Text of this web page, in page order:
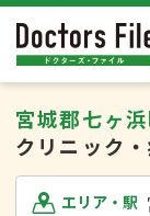
宮城郡七ヶ
クリニック
エリア・駅